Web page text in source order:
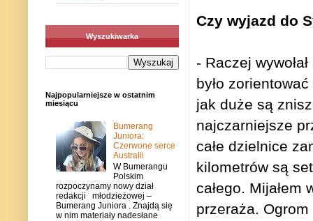
Czy wyjazd do
- Raczej
było
jak duże są
najczarniejsze
całe dzielnice
kilometrów są
całego.
przeraża. Ogrom
Wyszukiwarka
Najpopularniejsze w ostatnim
miesiącu
Bumerang
Juniora:
Czerwone serce
Australii
W Bumerangu
Polskim
rozpoczynamy nowy dział
redakcji młodzieżowej –
Bumerang Juniora . Znajdą się
w nim materiały nadesłane